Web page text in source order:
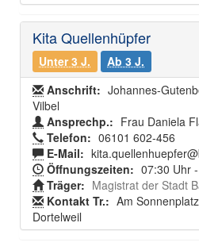
Kita Quellenhüpfer
Unter 3 J.
Ab 3 J.
Anschrift: Johannes-
Vilbel
Ansprechp.: Frau Daniela
Telefon: 06101 602-456
E-Mail:
Öffnungszeiten: 07:30 Uhr
Träger: Magistrat der Stadt
Kontakt Tr.: Am
Dortelweil